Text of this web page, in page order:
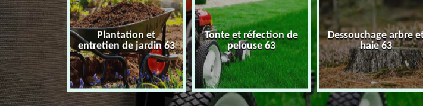
63
Plantation et
entretien de jardin 63
Tonte et réfection de
pelouse 63
Dessouchage arbre
haie 63